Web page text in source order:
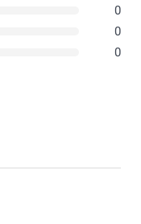
für einen
rosafarbenen
0
0
0